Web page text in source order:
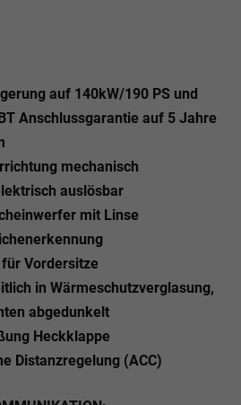
auf 140kW/190 PS und
Anschlussgarantie auf 5 Jahre
mechanisch
auslösbar
mit Linse
Vordersitze
in Wärmeschutzverglasung,
abgedunkelt
Heckklappe
Distanzregelung (ACC)